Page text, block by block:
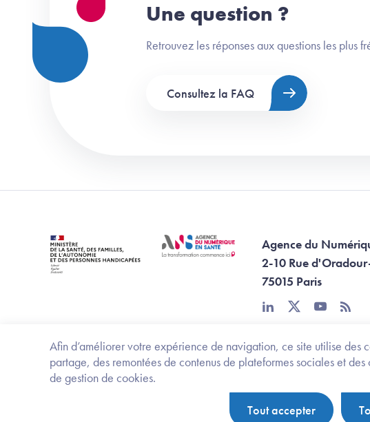
Afin d’améliorer votre expérience de navigation, ce site utilise des
partage, des remontées de contenus de plateformes sociales et
de gestion de cookies.
Tout accepter
Une question ?
Retrouvez les réponses aux questions les plus
Consultez la FAQ
Agence du
2-10 Rue
75015 Paris
linkedintwitteryoutube
rss
Footer Bottom ANS
Ministère de la santé, des familles, de l'autonomie et des
Politique de protection des données personnelles